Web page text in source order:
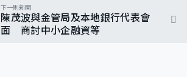
下一則新聞
陳茂波與金管局及本地銀行代表會
面 商討中小企融資等